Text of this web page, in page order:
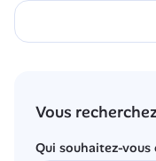
Vous
Qui souhaitez-vous